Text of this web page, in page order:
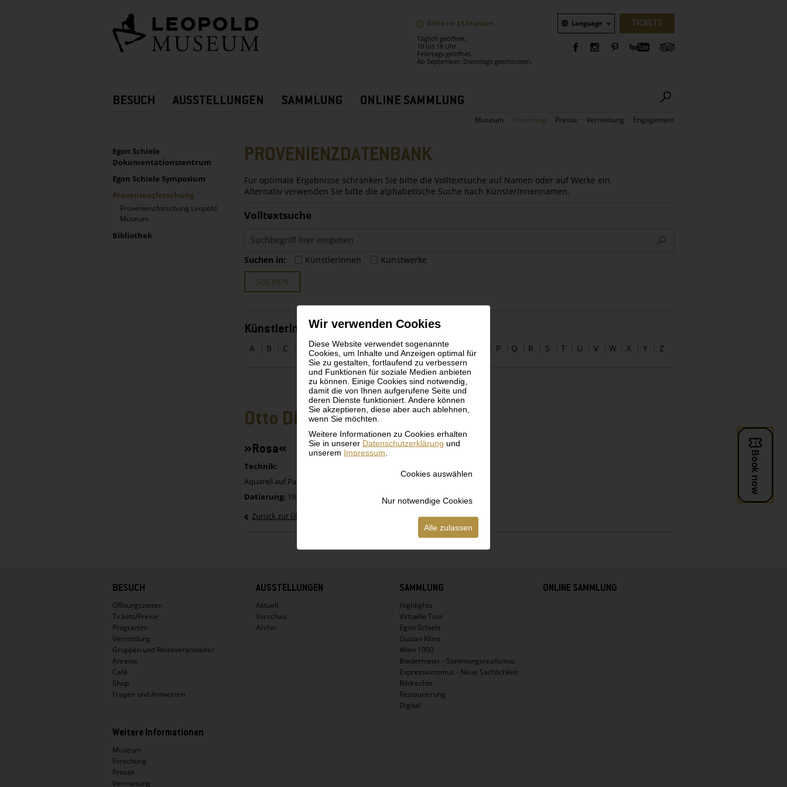
Wir verwenden Cookies
Diese Website verwendet sogenannte
Cookies, um Inhalte und Anzeigen optimal für
Sie zu gestalten, fortlaufend zu verbessern
und Funktionen für soziale Medien anbieten
zu können. Einige Cookies sind notwendig,
damit die von Ihnen aufgerufene Seite und
deren Dienste funktioniert. Andere können
Sie akzeptieren, diese aber auch ablehnen,
wenn Sie möchten.
Weitere Informationen zu Cookies erhalten
Sie in unserer Datenschutzerklärung und
unserem Impressum
Cookies auswählen
Nur notwendige Cookies
Alle zulassen
Öffnet in 15 Stunden.
Täglich geöffnet:
10 bis 18 Uhr
Feiertags geöffnet.
Ab September: Dienstags geschlossen.
Sprachauswahl
Language TICKETS
Hauptnavigation
BESUCH AUSSTELLUNGEN SAMMLUNG ONLINE SAMMLUNG
Museum Forschung Presse Vermietung Engagement
Sidebar
UNTERNAVIGATION
Egon Schiele
Dokumentationszentrum
Egon Schiele Symposium
Provenienzforschung
Provenienzforschung Leopold
Museum
Bibliothek
PROVENIENZDATENBANK
Für optimale Ergebnisse schränken Sie bitte die Volltextsuche auf Namen oder auf Werke ein.
Alternativ verwenden Sie bitte die alphabetische Suche nach KünsterInnennamen.
Volltextsuche
Suchen in: KünstlerInnen
Kunstwerke
SUCHEN
KünstlerInnen alphabetisch
A B C E F G H I J K L M N P Q R S T U V W X Y Z
Otto Dix
»Rosa«
Technik:
Aquarell auf Papier
Datierung: 1923
Zurück zur Übersicht
BESUCH
Öffnungszeiten
Tickets/Preise
Programm
Vermittlung
Gruppen und Reiseveranstalter
Anreise
Café
Shop
Fragen und Antworten
AUSSTELLUNGEN
Aktuell
Vorschau
Archiv
SAMMLUNG
Highlights
Virtuelle Tour
Egon Schiele
Gustav Klimt
Wien 1900
Biedermeier - Stimmungsrealismus
Expressionismus - Neue Sachlichkeit
Bildrechte
Restaurierung
Digital
ONLINE SAMMLUNG
Weitere Informationen
Museum
Forschung
Presse
Vermietung